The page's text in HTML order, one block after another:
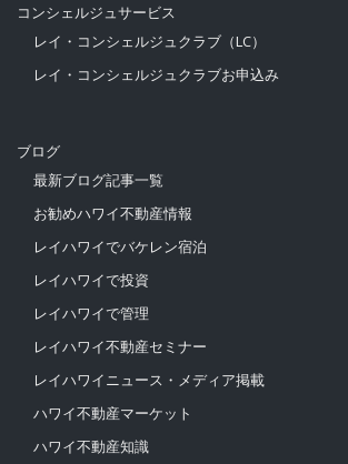
コンシェルジュサービス
レイ・コンシェルジュクラブ（LC）
レイ・コンシェルジュクラブお申込み
ブログ
最新ブログ記事一覧
お勧めハワイ不動産情報
レイハワイでバケレン宿泊
レイハワイで投資
レイハワイで管理
レイハワイ不動産セミナー
レイハワイニュース・メディア掲載
ハワイ不動産マーケット
ハワイ不動産知識